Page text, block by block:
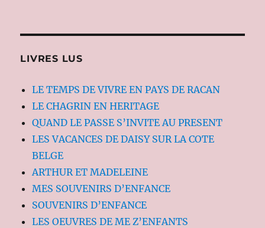
LIVRES LUS
LE TEMPS DE VIVRE EN PAYS DE RACAN
LE CHAGRIN EN HERITAGE
QUAND LE PASSE S’INVITE AU PRESENT
LES VACANCES DE DAISY SUR LA COTE
BELGE
ARTHUR ET MADELEINE
MES SOUVENIRS D’ENFANCE
SOUVENIRS D’ENFANCE
LES OEUVRES DE ME Z’ENFANTS